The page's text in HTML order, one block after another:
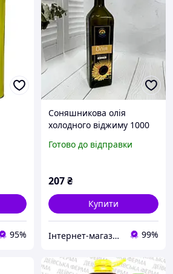
95%
Соняшникова олія
холодного віджиму 1000
Готово до відправки
207₴
Купити
Інтернет-магазин "Здорове харчування" 99%